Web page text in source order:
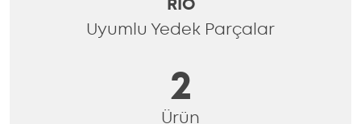
RIO
Uyumlu Yedek Parçalar
2
Ürün